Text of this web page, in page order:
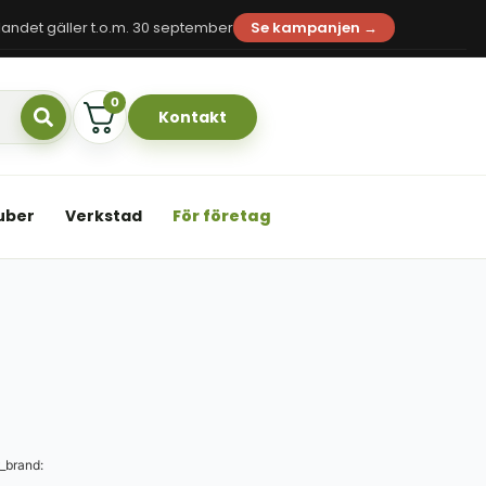
gäller t.o.m. 30 september Se kampanjen →
0
Kontakt
Verkstad För företag